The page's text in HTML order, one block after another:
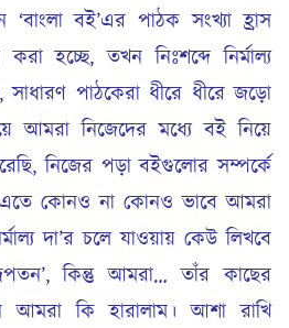
বই’এর পাঠক সংখ্যা হ্রাস
হচ্ছে, তখন নিঃশব্দে নির্মাল্য
পাঠকেরা ধীরে ধীরে জড়ো
আমরা নিজেদের মধ্যে বই নিয়ে
নিজের পড়া বইগুলোর সম্পর্কে
এতে কোনও না কোনও ভাবে আমরা
দা’র চলে যাওয়ায় কেউ লিখবে
কিন্তু আমরা… তাঁর কাছের
আমরা কি হারালাম। আশা রাখি